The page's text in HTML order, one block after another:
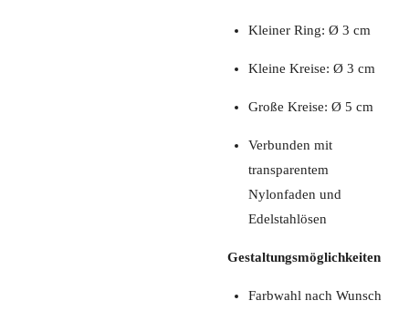
Kleiner Ring: Ø 3 cm
Kleine Kreise: Ø 3 cm
Große Kreise: Ø 5 cm
Verbunden mit
transparentem
Nylonfaden und
Edelstahlösen
Gestaltungsmöglichkeiten
Farbwahl nach Wunsch